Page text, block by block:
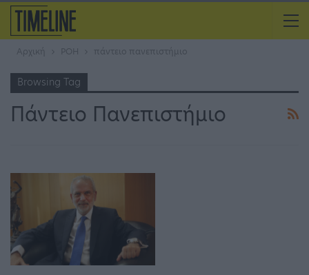
Αρχική ΡΟΗ πάντειο πανεπιστήμιο
Browsing Tag
Πάντειο Πανεπιστήμιο